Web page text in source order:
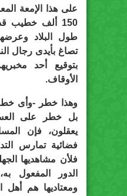
على هذا الإمعة
150 ألف
طول البلاد
تصاغ بأيدى رجال
بتوقيع أحد
الأوقاف.
وهذا خطر -وأى
بل خطر على
يعقلون، فإن
فضائية تمارس
فلأن مشاهديها
الدور المفعول
ومعتاديها هم أهل